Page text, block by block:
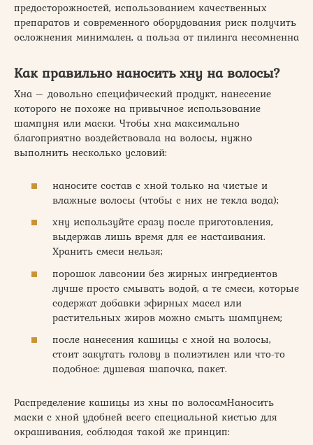
предосторожностей, использованием качественных
препаратов и современного оборудования риск получить
осложнения минимален, а польза от пилинга несомненна
Как правильно наносить хну на волосы?
Хна – довольно специфический продукт, нанесение
которого не похоже на привычное использование
шампуня или маски. Чтобы хна максимально
благоприятно воздействовала на волосы, нужно
выполнить несколько условий:
наносите состав с хной только на чистые и
влажные волосы (чтобы с них не текла вода);
хну используйте сразу после приготовления,
выдержав лишь время для ее настаивания.
Хранить смеси нельзя;
порошок лавсонии без жирных ингредиентов
лучше просто смывать водой, а те смеси, которые
содержат добавки эфирных масел или
растительных жиров можно смыть шампунем;
после нанесения кашицы с хной на волосы,
стоит закутать голову в полиэтилен или что-то
подобное: душевая шапочка, пакет.
Распределение кашицы из хны по волосамНаносить
маски с хной удобней всего специальной кистью для
окрашивания, соблюдая такой же принцип: